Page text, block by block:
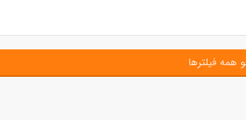
همه فیلترها